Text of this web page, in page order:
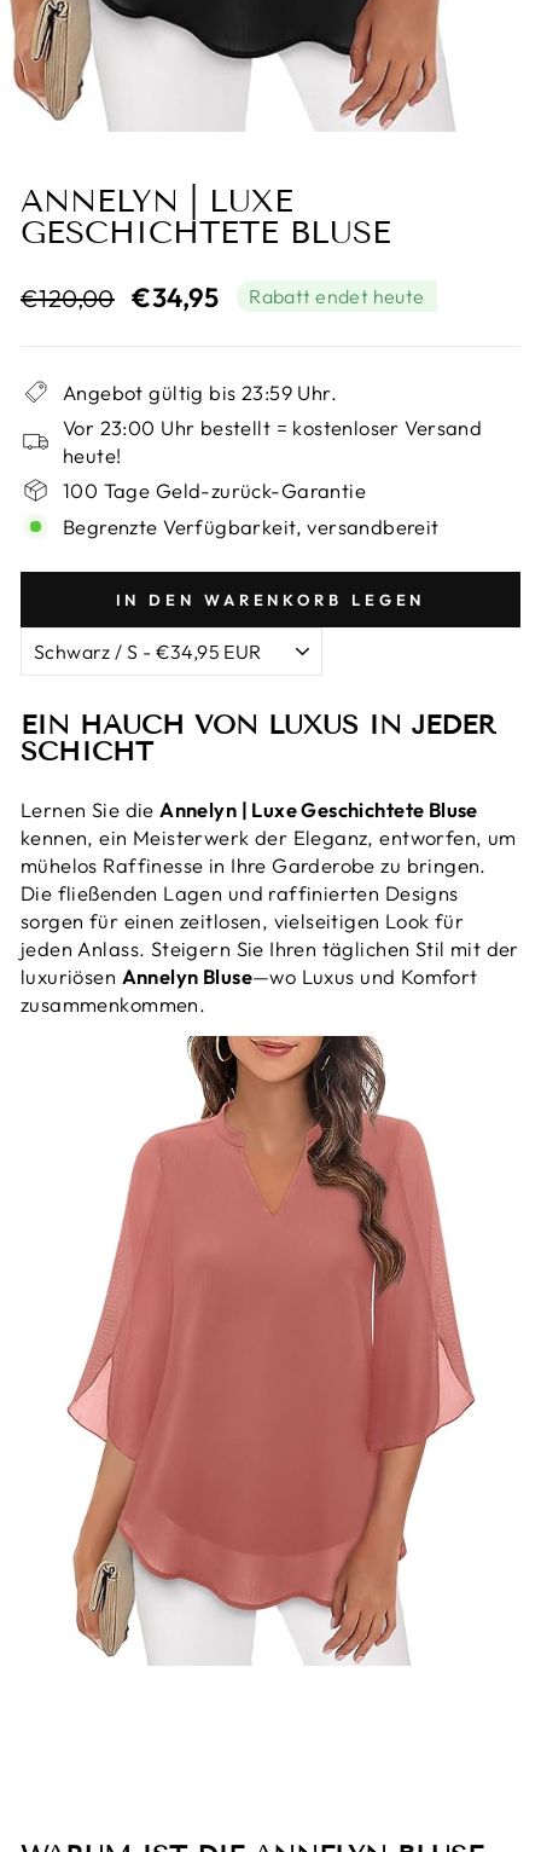
ANNELYN | LUXE
GESCHICHTETE BLUSE
Normaler
€120,00 Sonderpreis
€34,95 Rabatt endet heute
Angebot gültig bis 23:59 Uhr.
Vor 23:00 Uhr bestellt = kostenloser Versand
heute!
100 Tage Geld-zurück-Garantie
Begrenzte Verfügbarkeit, versandbereit
IN DEN WARENKORB LEGEN
EIN HAUCH VON LUXUS IN JEDER
SCHICHT
Lernen Sie dieAnnelyn | Luxe Geschichtete Bluse
kennen, ein Meisterwerk der Eleganz, entworfen, um
mühelos Raffinesse in Ihre Garderobe zu bringen.
Die fließenden Lagen und raffinierten Designs
sorgen für einen zeitlosen, vielseitigen Look für
jeden Anlass. Steigern Sie Ihren täglichen Stil mit der
luxuriösen Annelyn Bluse—wo Luxus und Komfort
zusammenkommen.